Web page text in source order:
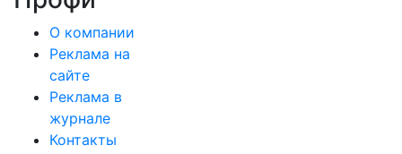
О компании
Реклама на
сайте
Реклама в
журнале
Контакты